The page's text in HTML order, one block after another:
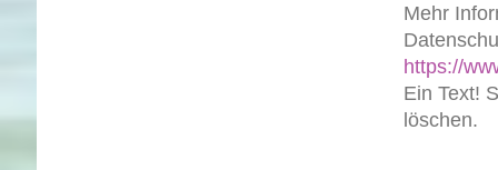
Mehr
https://
Ein Text!
löschen.